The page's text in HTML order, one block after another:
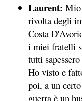
Laurent:Mio
rivolta degli
Costa
i miei fratelli
tutti
Ho visto e
poi, a un
guerra è un